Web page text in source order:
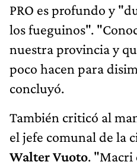
PRO es profundo y
los fueguinos".
nuestra provincia y
poco hacen para
concluyó.
También criticó al
el jefe comunal de la
Walter Vuoto. "Macri